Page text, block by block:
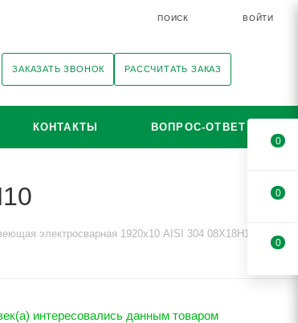
ПОИСК ВОЙТИ
ЗАКАЗАТЬ ЗВОНОК РАССЧИТАТЬ ЗАКАЗ
КОНТАКТЫ ВОПРОС-ОТВЕТ
электросварная 1920х10 AISI 304 08Х18Н10
интересовались данным товаром
0
0
0